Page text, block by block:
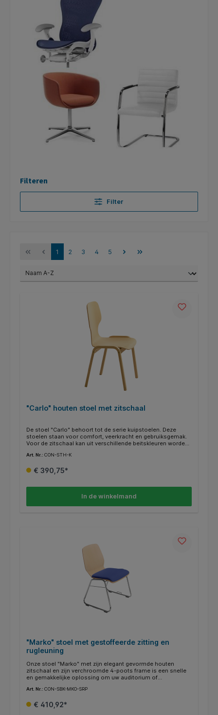
Filteren
Filter
1 2 3 4 5
"Carlo" houten stoel met zitschaal
De stoel "Carlo" behoort tot de serie kuipstoelen. Deze
stoelen staan voor comfort, veerkracht en gebruiksgemak.
Voor de zitschaal kan uit verschillende beitskleuren worden
Art. Nr.: CON-STH-K
€ 390,75*
In de winkelmand
"Marko" stoel met gestoffeerde zitting en
rugleuning
Onze stoel "Marko" met zijn elegant gevormde houten
zitschaal en zijn verchroomde 4-poots frame is een snelle
en gemakkelijke oplossing om uw auditorium of
verschillende beitskleuren worden besteld. Kleur bekleding
Art. Nr.: CON-SBK-MKO-SRP
€ 410,92*